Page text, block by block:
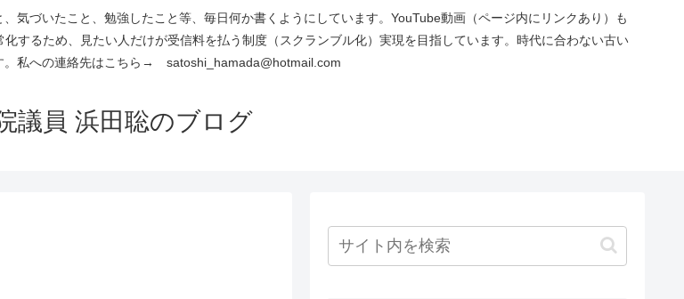
気づいたこと、勉強したこと等、毎日何か書くようにしています。YouTube動画（ページ内にリンクあり）も
するため、見たい人だけが受信料を払う制度（スクランブル化）実現を目指しています。時代に合わない古い
。私への連絡先はこちら→ satoshi_hamada@hotmail.com
議員 浜田聡のブログ